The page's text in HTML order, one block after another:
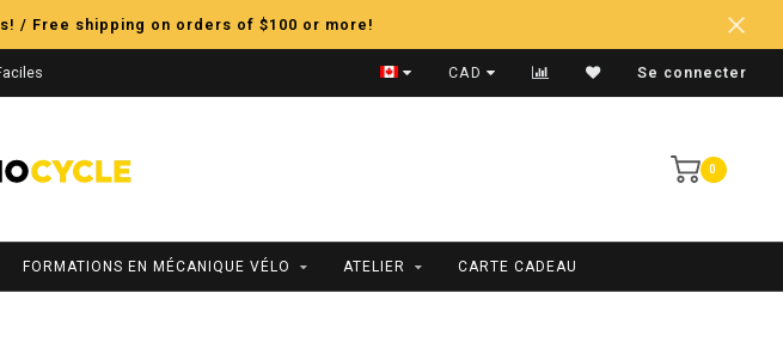
/ Free shipping on orders of $100 or more!
Expédition Rapide
CAD Se connecter
0
FORMATIONS EN MÉCANIQUE VÉLO ATELIER CARTE CADEAU